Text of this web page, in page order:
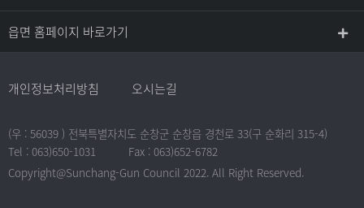
읍면 홈페이지 바로가기
개인정보처리방침 오시는길
(우 : 56039 ) 전북특별자치도 순창군 순창읍 경천로 33(구 순화리 315-4)
Tel : 063)650-1031
Fax : 063)652-6782
Copyright@Sunchang-Gun Council 2022. All Right Reserved.